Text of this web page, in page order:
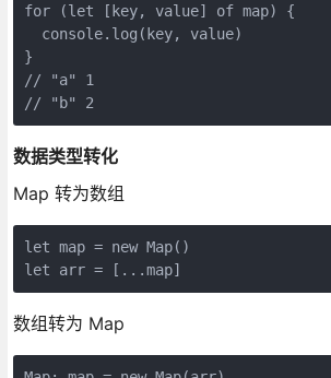
for (let [key, value] of map) {
  console.log(key, value)
}
// "a" 1
// "b" 2
数据类型转化
Map 转为数组
let map = new Map()
let arr = [...map]
数组转为 Map